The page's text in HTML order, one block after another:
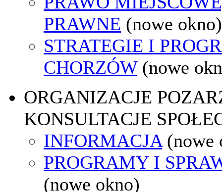
PRAWNE (nowe okno)
STRATEGIE I
CHORZÓW (nowe
ORGANIZACJE
KONSULTACJE
INFORMACJA (nowe
PROGRAMY I
(nowe okno)